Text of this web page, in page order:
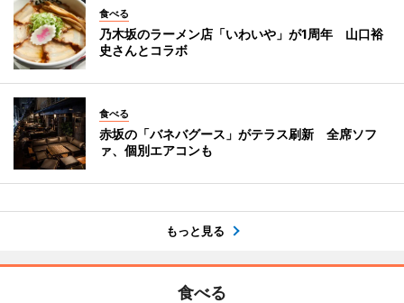
食べる
乃木坂のラーメン店「いわいや」が1周年 山口裕
史さんとコラボ
食べる
赤坂の「バネバグース」がテラス刷新 全席ソフ
ァ、個別エアコンも
もっと見る
食べる